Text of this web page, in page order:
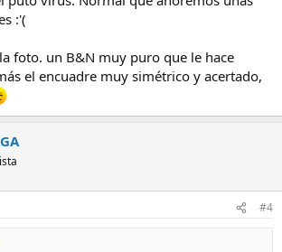
:'(
foto. un B&N muy puro que le hace
el encuadre muy simétrico y acertado,
#4